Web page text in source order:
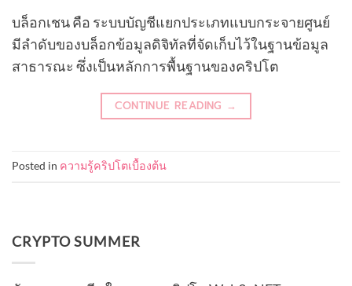
บล็อกเชน คือ ระบบบัญชีแยกประเภทแบบกระจายศูนย์
มีลำดับของบล็อกข้อมูลดิจิทัลที่จัดเก็บไว้ในฐานข้อมูล
สาธารณะ ซึ่งเป็นหลักการพื้นฐานของคริปโต
CONTINUE READING →
Posted in ความรู้คริปโตเบื้องต้น
CRYPTO SUMMER